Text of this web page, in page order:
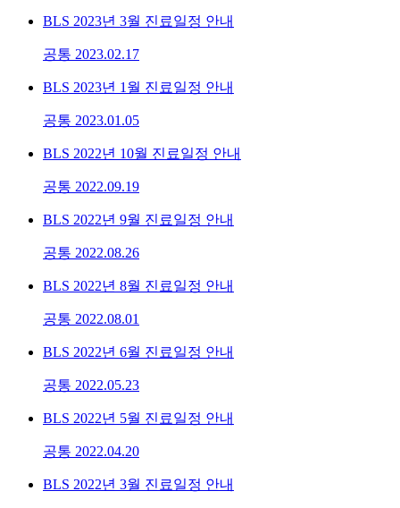
BLS 2023년 3월 진료일정 안내
공통 2023.02.17
BLS 2023년 1월 진료일정 안내
공통 2023.01.05
BLS 2022년 10월 진료일정 안내
공통 2022.09.19
BLS 2022년 9월 진료일정 안내
공통 2022.08.26
BLS 2022년 8월 진료일정 안내
공통 2022.08.01
BLS 2022년 6월 진료일정 안내
공통 2022.05.23
BLS 2022년 5월 진료일정 안내
공통 2022.04.20
BLS 2022년 3월 진료일정 안내